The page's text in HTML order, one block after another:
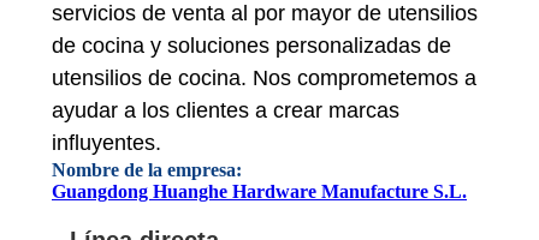
servicios de venta al por mayor de utensilios
de cocina y soluciones personalizadas de
utensilios de cocina. Nos comprometemos a
ayudar a los clientes a crear marcas
influyentes.
Nombre de la empresa:
Guangdong Huanghe Hardware Manufacture S.L.